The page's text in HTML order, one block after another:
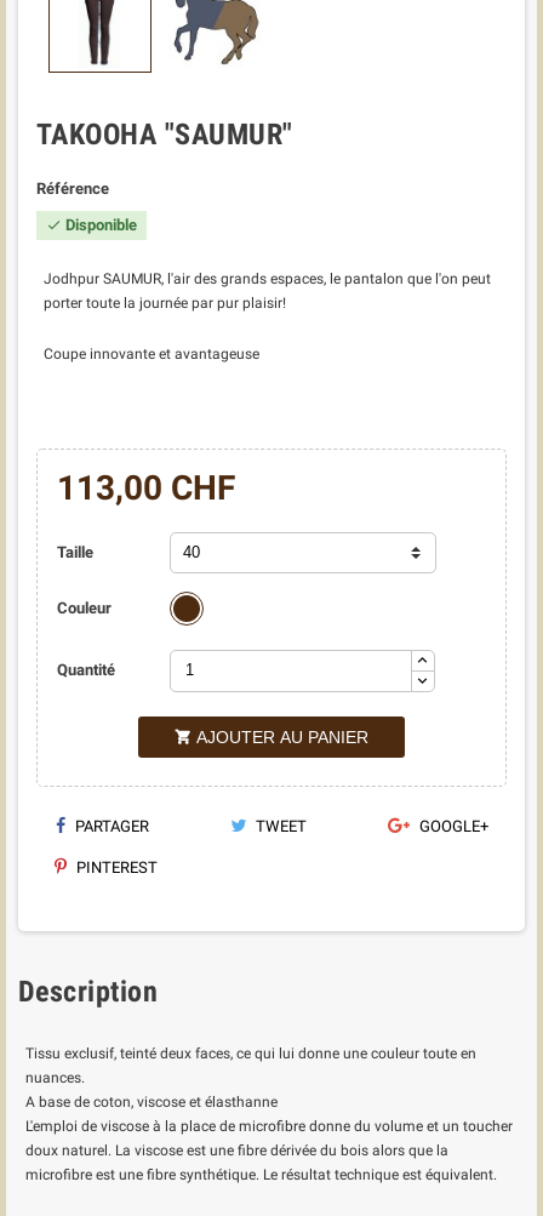
TAKOOHA "SAUMUR"
Référence
 Disponible
Jodhpur SAUMUR, l'air des grands espaces, le pantalon que l'on peut
porter toute la journée par pur plaisir!
Coupe innovante et avantageuse
113,00 CHF
Taille
Couleur Brun
Quantité
 AJOUTER AU PANIER
PARTAGER TWEET GOOGLE+
PINTEREST
Description
Tissu exclusif, teinté deux faces, ce qui lui donne une couleur toute en
nuances.
A base de coton, viscose et élasthanne
L'emploi de viscose à la place de microfibre donne du volume et un toucher
doux naturel. La viscose est une fibre dérivée du bois alors que la
microfibre est une fibre synthétique. Le résultat technique est équivalent.